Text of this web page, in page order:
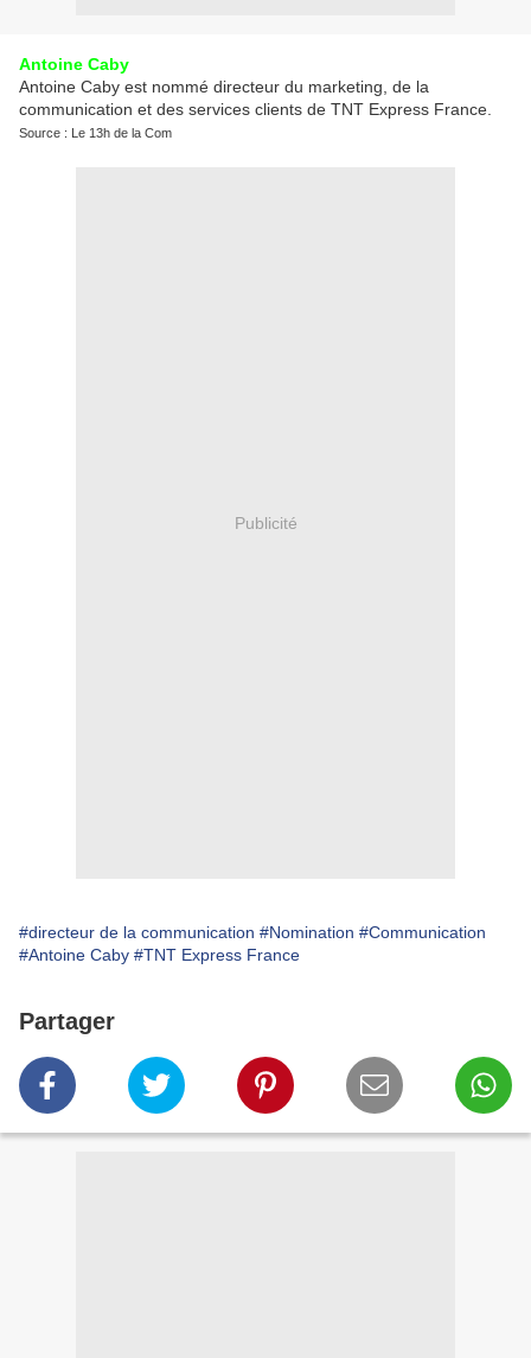
Antoine Caby
Antoine Caby est nommé directeur du marketing, de la
communication et des services clients de TNT Express France.
Source : Le 13h de la Com
Publicité
#directeur de la communication #Nomination #Communication
#Antoine Caby #TNT Express France
Partager